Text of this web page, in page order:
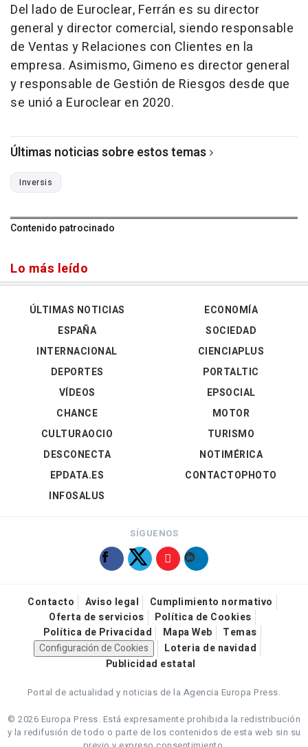
Del lado de Euroclear, Ferrán es su director
general y director comercial, siendo responsable
de Ventas y Relaciones con Clientes en la
empresa. Asimismo, Gimeno es director general
y responsable de Gestión de Riesgos desde que
se unió a Euroclear en 2020.
Últimas noticias sobre estos temas
Inversis
Contenido patrocinado
Lo más leído
ÚLTIMAS NOTICIAS
ESPAÑA
INTERNACIONAL
DEPORTES
VÍDEOS
ECONOMÍA
SOCIEDAD
CIENCIAPLUS
PORTALTIC
EPSOCIAL
CHANCE
CULTURAOCIO
DESCONECTA
EPDATA.ES
INFOSALUS
MOTOR
TURISMO
NOTIMÉRICA
CONTACTOPHOTO
SÍGUENOS
Contacto Aviso legal
Cumplimiento normativo
Oferta de servicios
Política de Cookies
Política de Privacidad
Mapa Web
Temas
Configuración de Cookies
Loteria de navidad
Publicidad estatal
Portal de actualidad y noticias de la Agencia Europa Press.
© 2026 Europa Press. Está expresamente prohibida la redistribución
y la redifusión de todo o parte de los contenidos de esta web sin su